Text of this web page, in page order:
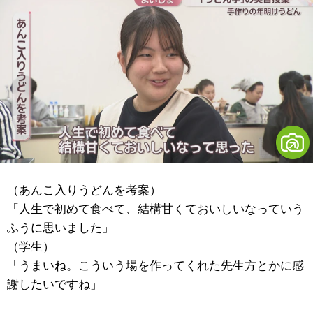
（あんこ入りうどんを考案）
「人生で初めて食べて、結構甘くておいしいなっていう
ふうに思いました」
（学生）
「うまいね。こういう場を作ってくれた先生方とかに感
謝したいですね」